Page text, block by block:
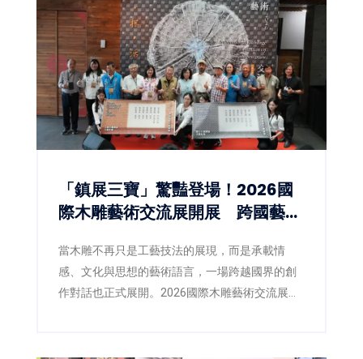
「鎮展三寶」驚豔登場！2026國
際木雕藝術交流展開展 跨國藝術
當木雕不再只是工藝技法的展現，而是承載情
感、文化與思想的藝術語言，一場跨越國界的創
作對話也正式展開。2026國際木雕藝術交流展即
英國及新加坡等5國、共40位藝術家齊聚展出，透